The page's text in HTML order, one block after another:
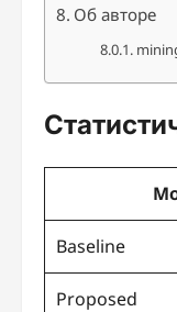
Об авторе
Baseline
Proposed